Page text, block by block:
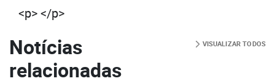
<p> </p>
Notícias
relacionadas
VISUALIZAR TODOS